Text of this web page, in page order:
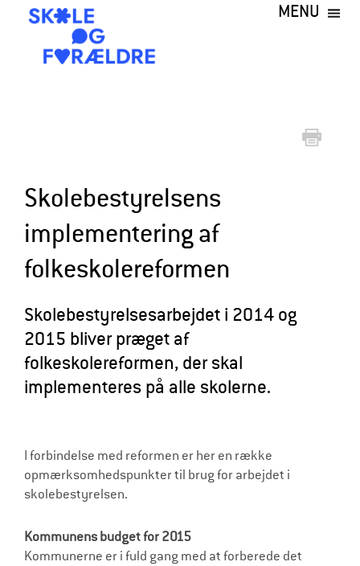
hovedindhold
e
o
g
F
r
æ
e
MENU
Skolebestyrelsens
implementering af
folkeskolereformen
Skolebestyrelsesarbejdet i 2014 og
2015 bliver præget af
folkeskolereformen, der skal
implementeres på alle skolerne.
I forbindelse med reformen er her en række
opmærksomhedspunkter til brug for arbejdet i
skolebestyrelsen.
Kommunens budget for 2015
Kommunerne er i fuld gang med at forberede det